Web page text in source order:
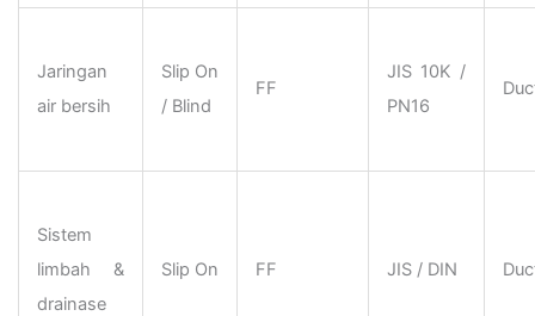
Jaringan
air bersih
Slip On
/ Blind
FF
JIS 10K /
PN16
Sistem
limbah &
drainase
Slip On FF JIS / DIN